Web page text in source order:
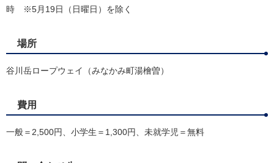
時 ※5月19日（日曜日）を除く
場所
谷川岳ロープウェイ（みなかみ町湯檜曽）
費用
一般＝2,500円、小学生＝1,300円、未就学児＝無料